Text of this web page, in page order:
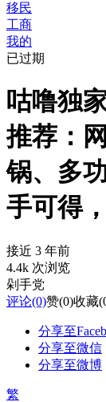
移民
工商
我的
已过期
咕噜独
推荐：
锅、多
手可得
接近 3 年前
4.4k 次浏览
剁手党
评论(0)赞(0)收藏
分享至
分享至微信
分享至微博
繁